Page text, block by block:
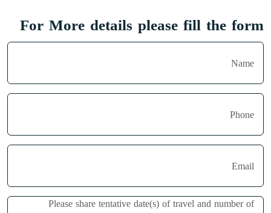
For More details please fill the form